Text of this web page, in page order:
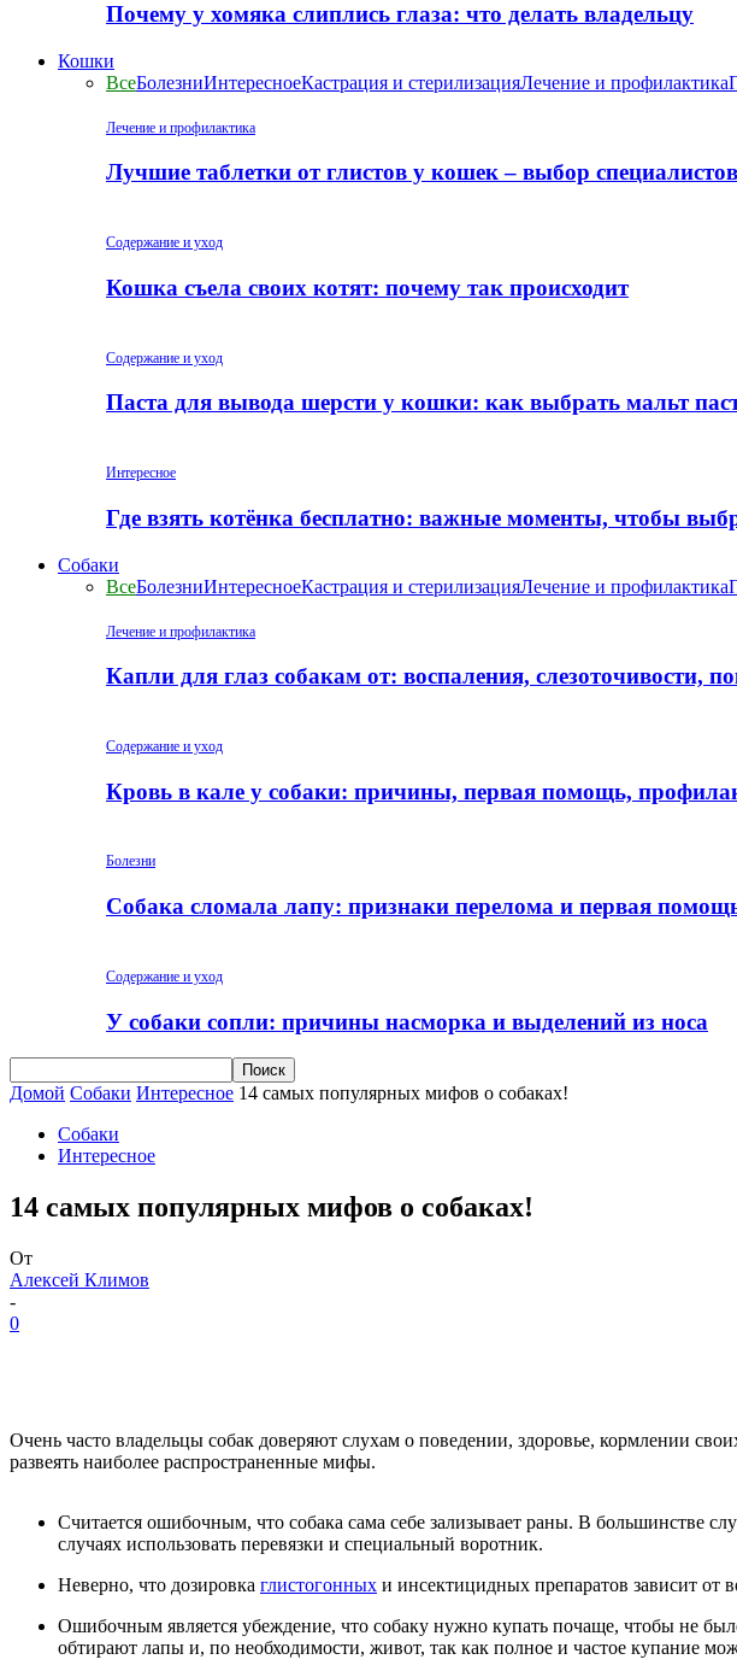
Почему у хомяка слиплись глаза: что делать владельцу
Кошки
ВсеБолезниИнтересноеКастрация и стерилизацияЛечение и профилактика
Лечение и профилактика
Лучшие таблетки от глистов у кошек – выбор специалистов
Содержание и уход
Кошка съела своих котят: почему так происходит
Содержание и уход
Паста для вывода шерсти у кошки: как выбрать мальт
Интересное
Где взять котёнка бесплатно: важные моменты, чтобы
Собаки
ВсеБолезниИнтересноеКастрация и стерилизацияЛечение и профилактика
Лечение и профилактика
Капли для глаз собакам от: воспаления, слезоточивости,
Содержание и уход
Кровь в кале у собаки: причины, первая помощь,
Болезни
Собака сломала лапу: признаки перелома и первая
Содержание и уход
У собаки сопли: причины насморка и выделений из носа
Домой Собаки Интересное 14 самых популярных мифов о собаках!
Собаки
Интересное
14 самых популярных мифов о собаках!
От
Алексей Климов
-
0
Очень часто владельцы собак доверяют слухам о поведении, здоровье, кормлении
развеять наиболее распространенные мифы.
Считается ошибочным, что собака сама себе зализывает раны. В большинстве
случаях использовать перевязки и специальный воротник.
Неверно, что дозировка глистогонных и инсектицидных препаратов зависит от
Ошибочным является убеждение, что собаку нужно купать почаще, чтобы не
обтирают лапы и, по необходимости, живот, так как полное и частое купание